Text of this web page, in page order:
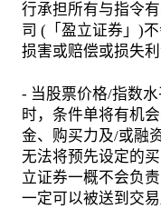
行承担所有与指令
司 (「盈立证券」)
损害或赔偿或损失
- 当股票价格/指数
时，条件单将有机
金、购买力及/或融
无法将预先设定的
立证券一概不会负
一定可以被送到交